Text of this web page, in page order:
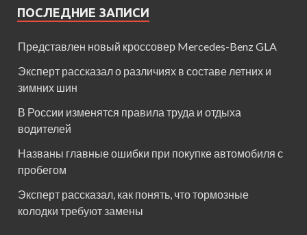
ПОСЛЕДНИЕ ЗАПИСИ
Представлен новый кроссовер Mercedes-Benz GLA
Эксперт рассказал о различиях в составе летних и
зимних шин
В России изменятся правила труда и отдыха
водителей
Названы главные ошибки при покупке автомобиля с
пробегом
Эксперт рассказал, как понять, что тормозные
колодки требуют замены